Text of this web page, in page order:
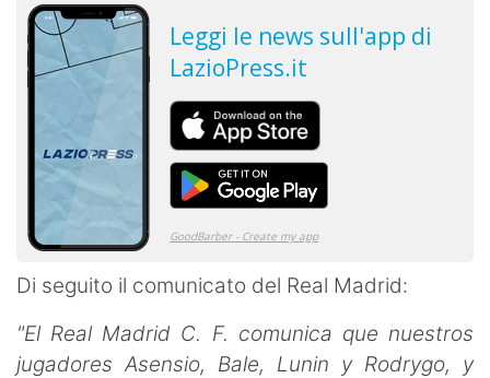
Di seguito il comunicato del Real Madrid:
"El Real Madrid C. F. comunica que nuestros
jugadores Asensio, Bale, Lunin y Rodrygo, y